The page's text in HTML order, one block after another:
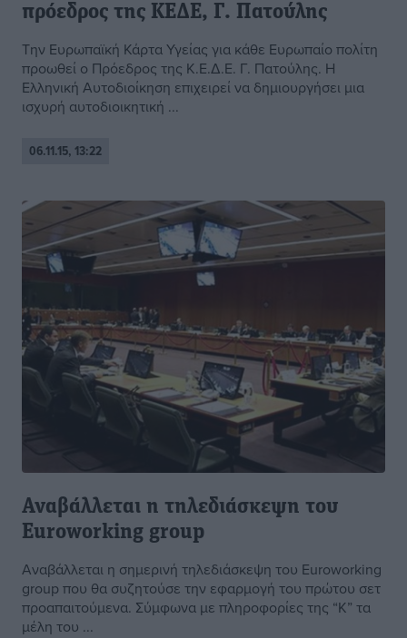
πρόεδρος της ΚΕΔΕ, Γ. Πατούλης
Την Ευρωπαϊκή Κάρτα Υγείας για κάθε Ευρωπαίο πολίτη
προωθεί ο Πρόεδρος της Κ.Ε.Δ.Ε. Γ. Πατούλης. Η
Ελληνική Αυτοδιοίκηση επιχειρεί να δημιουργήσει μια
ισχυρή αυτοδιοικητική ...
06.11.15, 13:22
Αναβάλλεται η τηλεδιάσκεψη του
Euroworking group
Aναβάλλεται η σημερινή τηλεδιάσκεψη του Euroworking
group που θα συζητούσε την εφαρμογή του πρώτου σετ
προαπαιτούμενα. Σύμφωνα με πληροφορίες της “Κ” τα
μέλη του ...